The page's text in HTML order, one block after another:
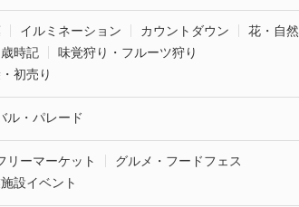
イルミネーション カウントダウン
花・自然
時記
味覚狩り・フルーツ狩り
初売り
ル・パレード
リーマーケット
グルメ・フードフェス
設イベント